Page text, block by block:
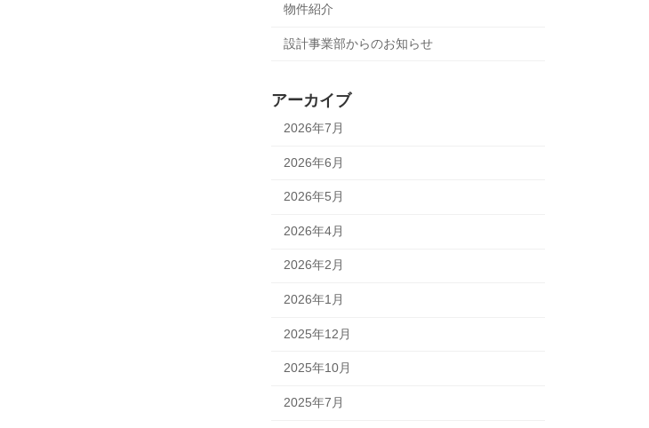
物件紹介
設計事業部からのお知らせ
アーカイブ
2026年7月
2026年6月
2026年5月
2026年4月
2026年2月
2026年1月
2025年12月
2025年10月
2025年7月